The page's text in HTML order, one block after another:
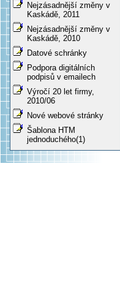
Nejzásadnější změny v
Kaskádě, 2011
Nejzásadnější změny v
Kaskádě, 2010
Datové schránky
Podpora digitálních
podpisů v emailech
Výročí 20 let firmy,
2010/06
Nové webové stránky
Šablona HTM
jednoduchého(1)